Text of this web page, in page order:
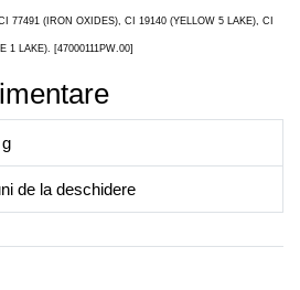
77491 (IRON OXIDES), CI 19140 (YELLOW 5 LAKE), CI
1 LAKE). [47000111PW.00]
de la deschidere